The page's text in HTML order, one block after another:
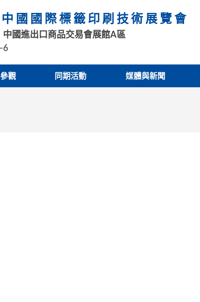
國國際標籤印刷技術展覽會
中國進出口商品交易會展館A區
6
觀 同期活動 媒體與新聞